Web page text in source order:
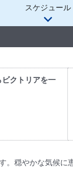
スケジュール
クトリアを一
。穏やかな気候に